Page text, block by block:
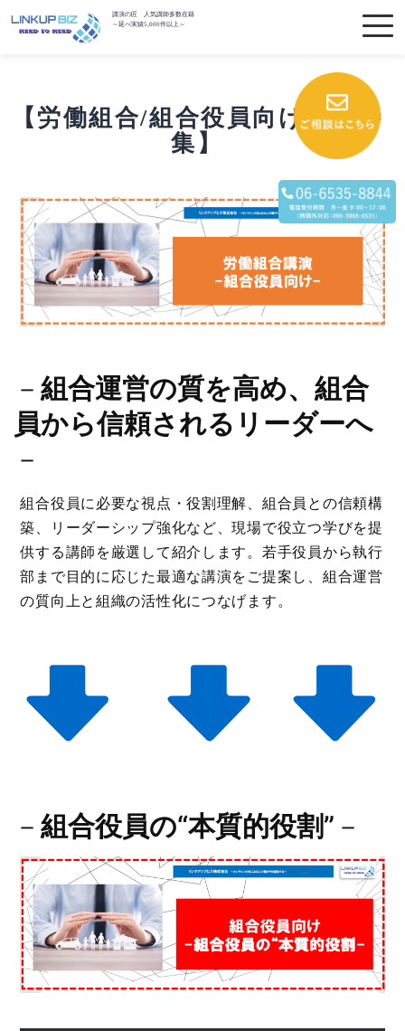
講演の匠 人気講師多数在籍
～延べ実績5,000件以上～
【労働組合/組合役員向け講師特
集】
－ 組合運営の質を高め、組合
員から信頼されるリーダーへ
－
組合役員に必要な視点・役割理解、組合員との信頼構
築、リーダーシップ強化など、現場で役立つ学びを提
供する講師を厳選して紹介します。若手役員から執行
部まで目的に応じた最適な講演をご提案し、組合運営
の質向上と組織の活性化につなげます。
－ 組合役員の“本質的役割” －